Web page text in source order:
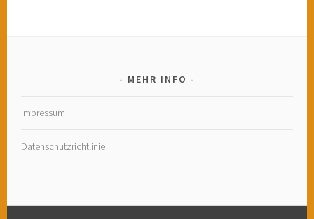
MEHR INFO
Impressum
Datenschutzrichtlinie